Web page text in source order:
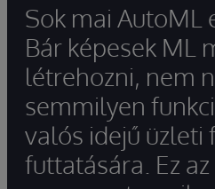
Sok mai AutoML
Bár képesek ML
létrehozni, nem
semmilyen
valós idejű
futtatására. Ez